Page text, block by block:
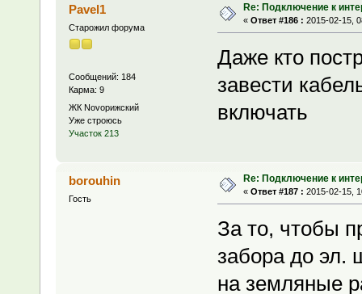
Pavel1
Старожил форума
Сообщений: 184
Карма: 9
ЖК Novoрижский
Уже строюсь
Участок 213
Re: Подключение к
« Ответ #186 : 2015-02-15,
Даже кто
завести
включать
borouhin
Гость
Re: Подключение к
« Ответ #187 : 2015-02-15,
За то, чтобы
забора до эл.
на земляные